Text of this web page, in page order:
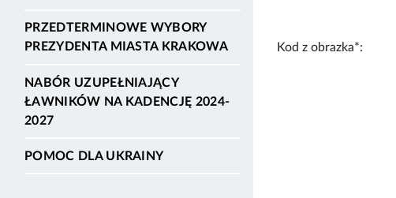
PRZEDTERMINOWE WYBORY
PREZYDENTA MIASTA KRAKOWA
NABÓR UZUPEŁNIAJĄCY
ŁAWNIKÓW NA KADENCJĘ 2024-
2027
POMOC DLA UKRAINY
Kod z obrazka*: